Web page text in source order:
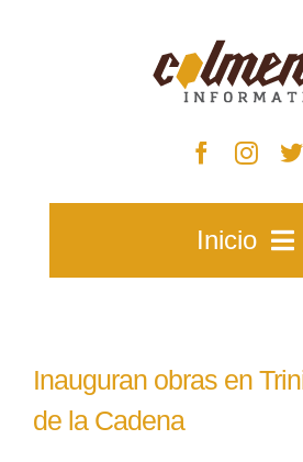
Inicio
Inauguran obras en
de la Cadena